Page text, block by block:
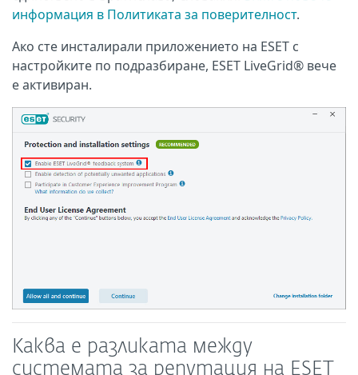
информация в Политиката за поверителност.
Ако сте инсталирали приложението на ESET с
настройките по подразбиране, ESET LiveGrid® вече
е активиран.
Каква е разликата между
системата за репутация на ESET